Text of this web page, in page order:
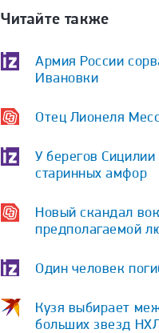
Читайте также
Армия России
Ивановки
Отец Лионеля
У берегов
старинных амфор
Новый скандал
предполагаемой
Один человек
Кузя выбирает
больших звезд